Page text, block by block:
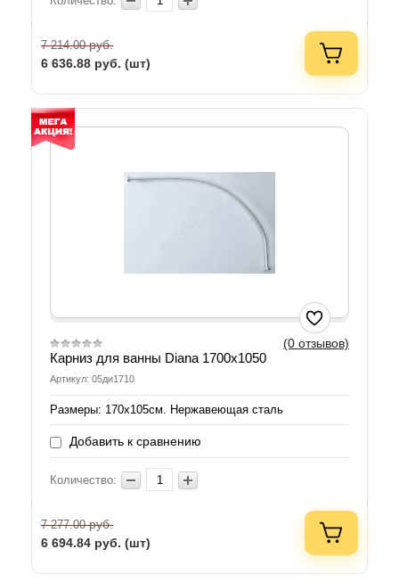
7 214.00руб.
6 636.88 руб. (шт)
(0 отзывов)
Карниз для ванны Diana 1700х1050
Артикул: 05ди1710
Размеры: 170х105см. Нержавеющая сталь
Добавить к сравнению
Количество:
7 277.00руб.
6 694.84 руб. (шт)